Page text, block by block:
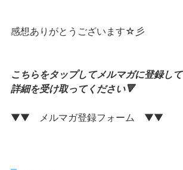
感想ありがとうございます☆彡
こちらをタップしてメルマガに登録して
詳細を受け取ってください🔻
▼▼ メルマガ登録フォーム ▼▼